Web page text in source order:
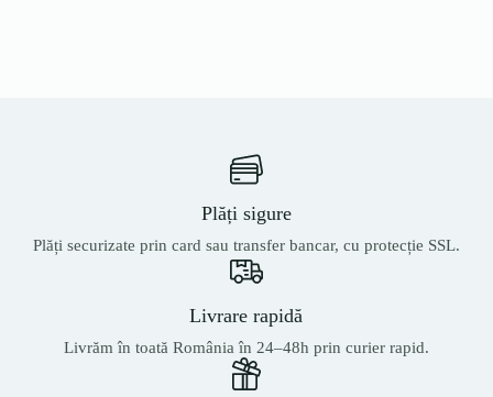
Plăți sigure
Plăți securizate prin card sau transfer bancar, cu protecție SSL.
Livrare rapidă
Livrăm în toată România în 24–48h prin curier rapid.